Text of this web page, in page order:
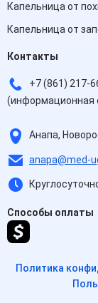
Капельница от
Капельница от
Контакты
+7 (861) 217-
(информационная
Анапа,
anapa@med-
Способы оплаты
Политика